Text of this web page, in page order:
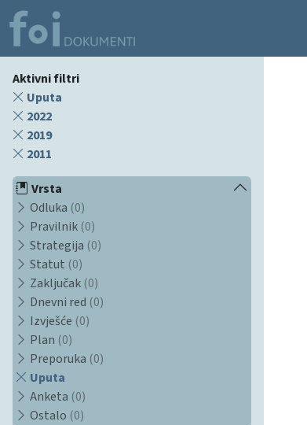
Aktivni filtri
Uputa
2022
2019
2011
Vrsta
Odluka (0)
Pravilnik (0)
Strategija (0)
Statut (0)
Zaključak (0)
Dnevni red (0)
Izvješće (0)
Plan (0)
Preporuka (0)
Uputa
Anketa (0)
Ostalo (0)